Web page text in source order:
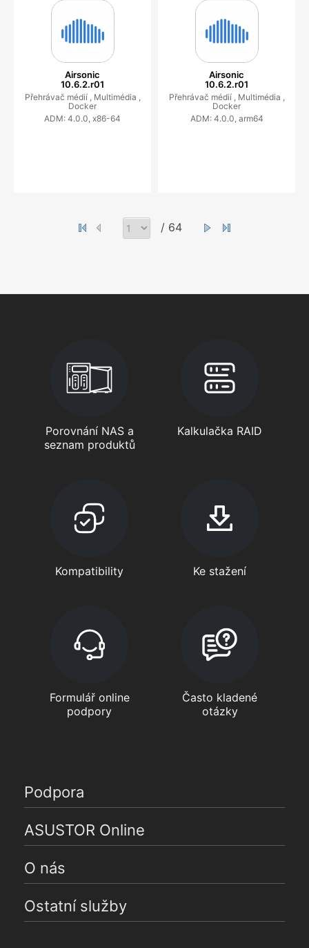
Airsonic
10.6.2.r01
Přehrávač médií , Multimédia ,
Docker
ADM: 4.0.0, x86-64
Airsonic
10.6.2.r01
Přehrávač médií , Multimédia ,
Docker
ADM: 4.0.0, arm64
/ 64
Porovnání NAS a
seznam produktů
Kalkulačka RAID
Kompatibility Ke stažení
Formulář online
podpory
Často kladené
otázky
Podpora
ASUSTOR Online
O nás
Ostatní služby